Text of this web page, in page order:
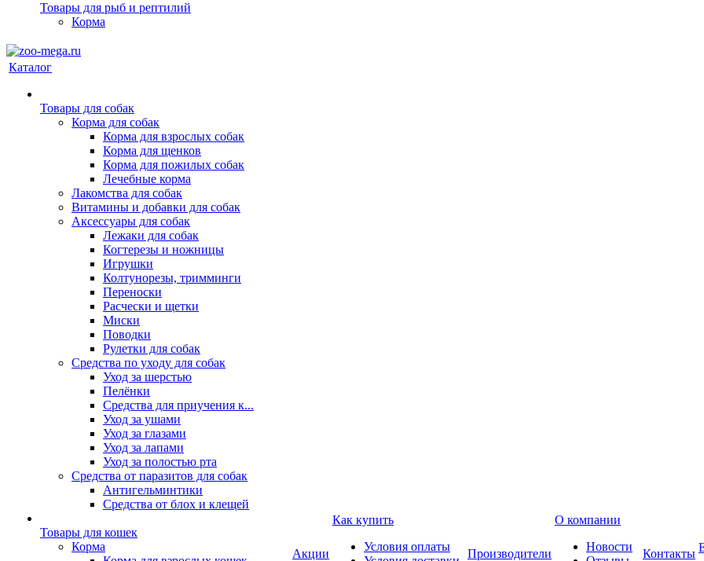
Товары для рыб и рептилий
Корма
Каталог
Товары для собак
Корма для собак
Корма для взрослых собак
Корма для щенков
Корма для пожилых собак
Лечебные корма
Лакомства для собак
Витамины и добавки для собак
Аксессуары для собак
Лежаки для собак
Когтерезы и ножницы
Игрушки
Колтунорезы, тримминги
Переноски
Расчески и щетки
Миски
Поводки
Рулетки для собак
Средства по уходу для собак
Уход за шерстью
Пелёнки
Средства для приучения к...
Уход за ушами
Уход за глазами
Уход за лапами
Уход за полостью рта
Средства от паразитов для собак
Антигельминтики
Средства от блох и клещей
Товары для кошек
Корма
Акции
Как купить
Условия оплаты
Производители
О компании
Новости
Контакты